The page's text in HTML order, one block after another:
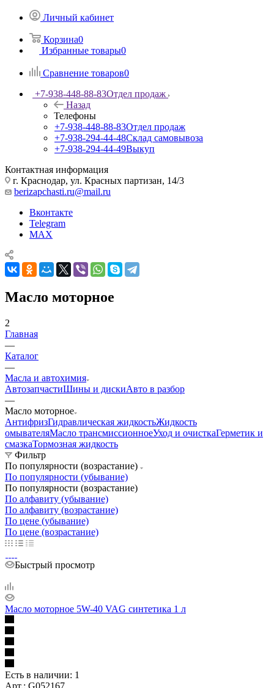
Личный кабинет
Корзина0
Избранные товары0
Сравнение товаров0
+7-938-448-88-83Отдел продаж
Назад
Телефоны
+7-938-448-88-83Отдел продаж
+7-938-294-44-48Склад самовывоза
+7-938-294-44-49Выкуп
Контактная информация
г. Краснодар, ул. Красных партизан, 14/3
berizapchasti.ru@mail.ru
Вконтакте
Telegram
MAX
Масло моторное
2
Главная
—
Каталог
—
Масла и автохимия
АвтозапчастиШины и дискиАвто в разбор
—
Масло моторное
АнтифризГидравлическая жидкостьЖидкость
омывателяМасло трансмиссионноеУход и очисткаГерметик и
смазкаТормозная жидкость
Фильтр
По популярности (возрастание)
По популярности (убывание)
По популярности (возрастание)
По алфавиту (убывание)
По алфавиту (возрастание)
По цене (убывание)
По цене (возрастание)
Быстрый просмотр
Масло моторное 5W-40 VAG синтетика 1 л
Есть в наличии: 1
Арт.: G052167